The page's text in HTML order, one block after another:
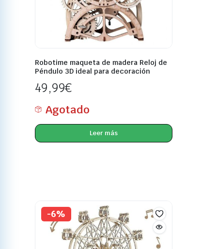
Robotime maqueta de madera Reloj de
Péndulo 3D ideal para decoración
49,99€
Agotado
Leer más
-6%